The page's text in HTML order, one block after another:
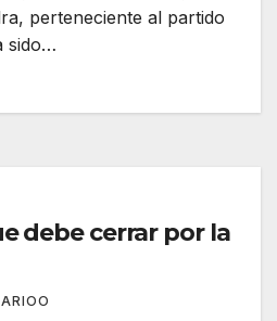
perteneciente al partido
sido…
debe cerrar por la